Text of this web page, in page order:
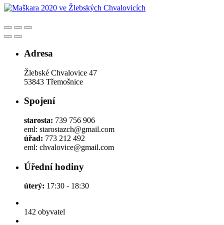
Adresa
Žlebské Chvalovice 47
53843 Třemošnice
Spojení
starosta: 739 756 906
eml: starostazch@gmail.com
úřad: 773 212 492
eml: chvalovice@gmail.com
Úřední hodiny
úterý: 17:30 - 18:30
142 obyvatel